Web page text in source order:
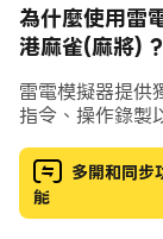
☆★☆★☆ 比網戰
你絕對可以從出
行動，當然亦不
☆★☆★☆ 全程語
☆★☆★☆
☆★☆★☆
為什麼使用雷
港麻雀(麻將) ?
雷電模擬器提供
指令、操作錄製
多開和同步
能